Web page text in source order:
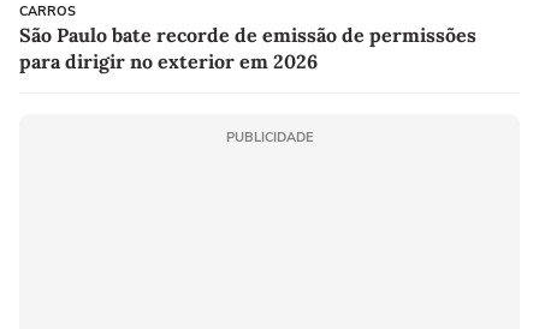
CARROS
São Paulo bate recorde de emissão de permissões
para dirigir no exterior em 2026
PUBLICIDADE